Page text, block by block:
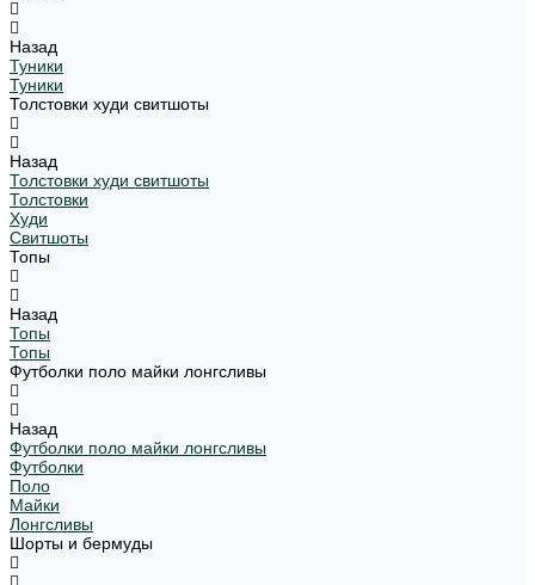
Назад
Туники
Туники
Толстовки худи свитшоты
Назад
Толстовки худи свитшоты
Толстовки
Худи
Свитшоты
Топы
Назад
Топы
Топы
Футболки поло майки лонгсливы
Назад
Футболки поло майки лонгсливы
Футболки
Поло
Майки
Лонгсливы
Шорты и бермуды